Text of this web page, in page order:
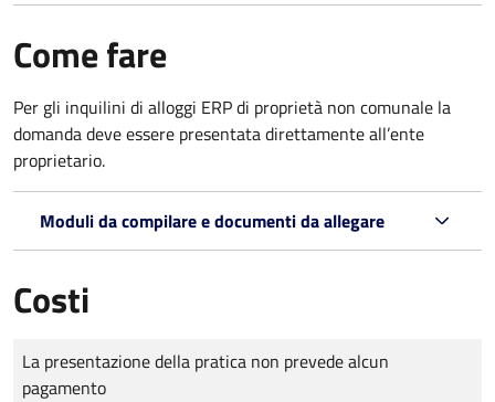
Come fare
Per gli inquilini di alloggi ERP di proprietà non comunale la
domanda deve essere presentata direttamente all’ente
proprietario.
Moduli da compilare e documenti da allegare
Costi
Tipo di pagamento
Importo
La presentazione della pratica non prevede alcun
pagamento